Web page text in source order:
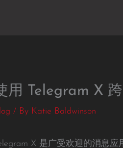
用 Telegram X
/ By Katie Baldwinson
X 是广受欢迎的消息